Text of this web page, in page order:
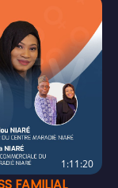
1:11:20